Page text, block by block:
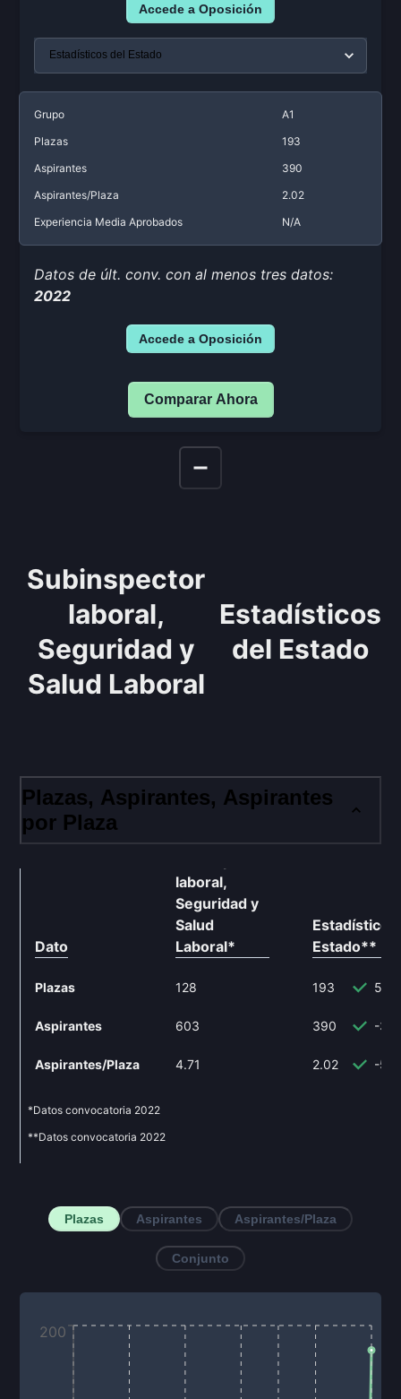
Accede a Oposición
Grupo
A1
Plazas
193
Aspirantes
390
Aspirantes/Plaza
2.02
Experiencia Media Aprobados
N/A
Datos de últ. conv. con al menos tres datos:
2022
Accede a Oposición
Comparar Ahora
Subinspector
laboral,
Seguridad y
Salud Laboral
Estadísticos
del Estado
Plazas, Aspirantes, Aspirantes
por Plaza
Dato
laboral,
Seguridad y
Salud
Laboral*
Plazas 128
Aspirantes 603
Aspirantes/Plaza 4.71
Estadísticos
Estado**
193
390 -
2.02 -
*Datos convocatoria 2022
**Datos convocatoria 2022
Plazas Aspirantes Aspirantes/Plaza
Conjunto
200